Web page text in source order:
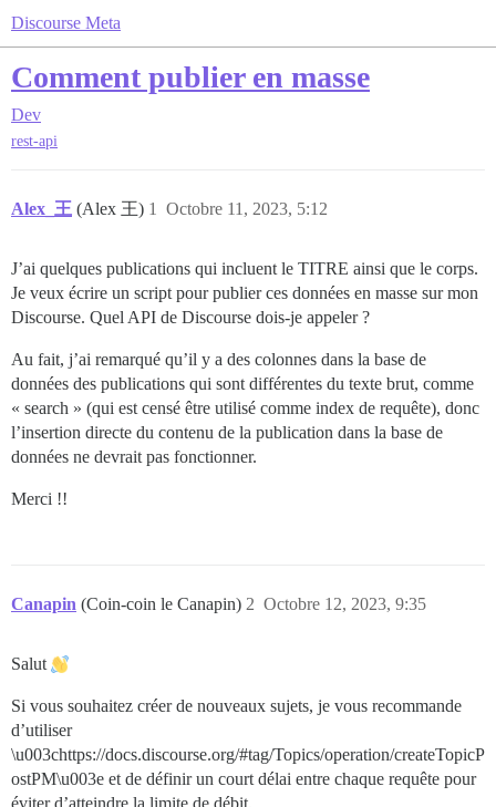
Discourse Meta
Comment publier en masse
Dev
rest-api
Alex_王 (Alex 王) Octobre 11, 2023, 5:12
1
J’ai quelques publications qui incluent le TITRE ainsi que le corps.
Je veux écrire un script pour publier ces données en masse sur mon
Discourse. Quel API de Discourse dois-je appeler ?
Au fait, j’ai remarqué qu’il y a des colonnes dans la base de
données des publications qui sont différentes du texte brut, comme
« search » (qui est censé être utilisé comme index de requête), donc
l’insertion directe du contenu de la publication dans la base de
données ne devrait pas fonctionner.
Merci !!
Canapin (Coin-coin le Canapin) Octobre 12, 2023, 9:35
2
Salut
Si vous souhaitez créer de nouveaux sujets, je vous recommande
d’utiliser
\u003chttps://docs.discourse.org/#tag/Topics/operation/createTopicP
ostPM\u003e et de définir un court délai entre chaque requête pour